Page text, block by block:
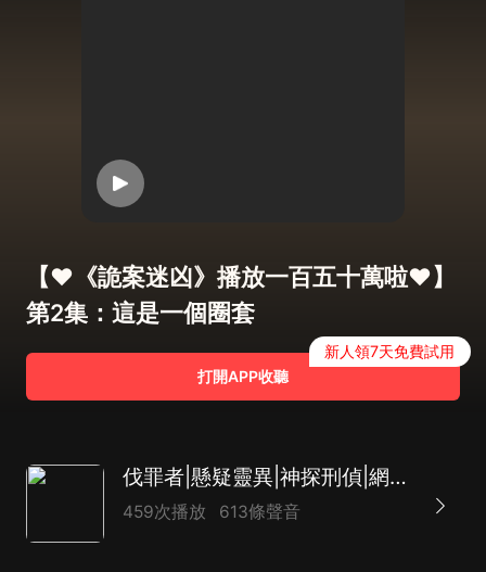
【♥《詭案迷凶》播放一百五十萬啦♥】
第2集：這是一個圈套
打開APP收聽
新人領7天免費試用
伐罪者|懸疑靈異|神探刑偵|網絡詭案|AI
459次播放 613條聲音